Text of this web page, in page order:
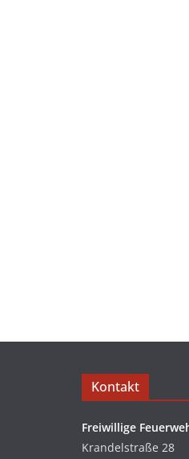
Kontakt
Freiwillige
Krandelstraße 28